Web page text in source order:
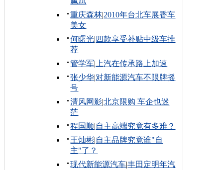
重庆森林|2010年台北车展香车
美女
何曙光| 四款享受补贴中级车推
荐
管学军| 上汽在传承路上加速
张少华|对新能源汽车不限牌摇
号
清风网影|北京限购 车企也迷
茫
程国顺|自主高端究竟有多难？
王灿彬|自主品牌究竟谁"自
主"了？
现代新能源汽车|丰田定明年汽